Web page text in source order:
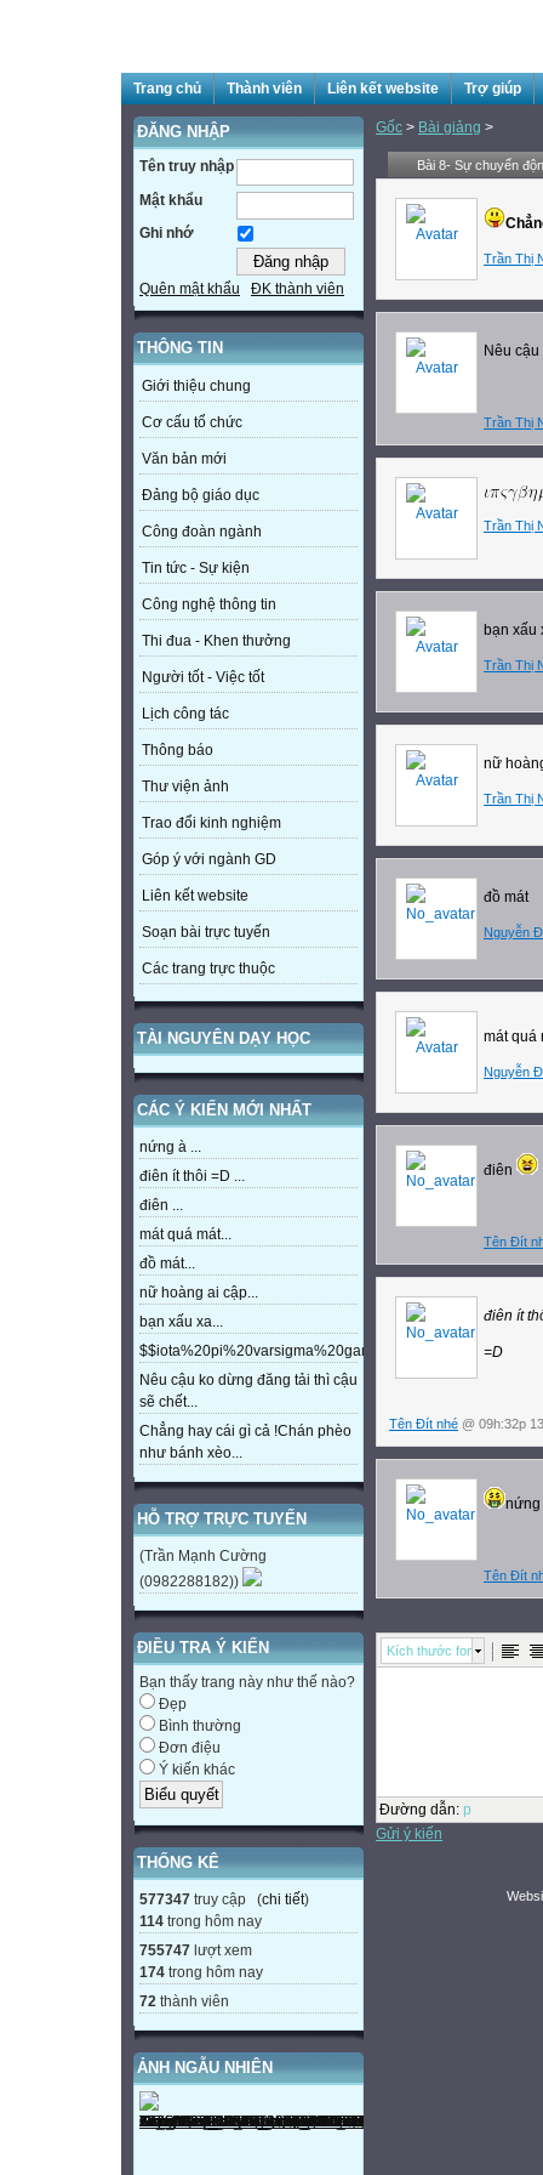
Trang chủ Thành viên Liên kết website Trợ giúp
ĐĂNG NHẬP
Tên truy nhập
Mật khẩu
Ghi nhớ
Quên mật khẩu ĐK thành viên
THÔNG TIN
Giới thiệu chung
Cơ cấu tổ chức
Văn bản mới
Đảng bộ giáo dục
Công đoàn ngành
Tin tức - Sự kiện
Công nghệ thông tin
Thi đua - Khen thưởng
Người tốt - Việc tốt
Lịch công tác
Thông báo
Thư viện ảnh
Trao đổi kinh nghiệm
Góp ý với ngành GD
Liên kết website
Soạn bài trực tuyến
Các trang trực thuộc
TÀI NGUYÊN DẠY HỌC
CÁC Ý KIẾN MỚI NHẤT
nứng à ...
điên ít thôi =D ...
điên ...
mát quá mát...
đồ mát...
nữ hoàng ai cập...
bạn xấu xa...
Nêu cậu ko dừng đăng tải thì cậu
sẽ chết...
Chẳng hay cái gì cả !Chán phèo
như bánh xèo...
HỖ TRỢ TRỰC TUYẾN
(Trần Mạnh Cường
(0982288182))
ĐIỀU TRA Ý KIẾN
Bạn thấy trang này như thế nào?
Đẹp
Bình thường
Đơn điệu
Ý kiến khác
THỐNG KÊ
577347 truy cập (chi tiết)
114 trong hôm nay
755747 lượt xem
174 trong hôm nay
72 thành viên
ẢNH NGẪU NHIÊN
Gốc > Bài giảng >
Bài 8- Sự chuyển
Trần Thị
Nêu
Trần Thị
Trần Thị
bạn xấu
Trần Thị
nữ
Trần Thị
đồ mát
Nguyễn
mát quá
Nguyễn
điên
Tên Đít
điên ít
=D
Tên Đít nhé @ 09h:32p
nứng
Tên Đít
Kích thước font
Đường dẫn: p
Gửi ý kiến